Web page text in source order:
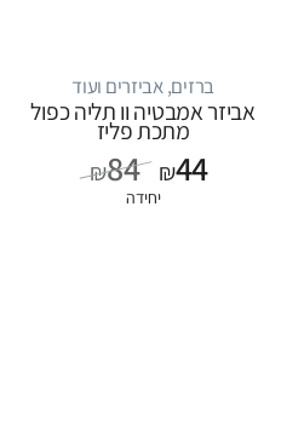
ברזים, אביזרים ועוד
אביזר אמבטיה וו תליה כפול
מתכת פליז
₪84 ₪44
יחידה